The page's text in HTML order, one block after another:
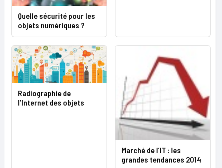
Quelle sécurité pour les
objets numériques ?
Radiographie de
l’Internet des objets
Marché de l’IT : les
grandes tendances 2014